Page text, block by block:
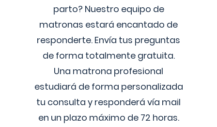
parto? Nuestro equipo de
matronas estará encantado de
responderte. Envía tus preguntas
de forma totalmente gratuita.
Una matrona profesional
estudiará de forma personalizada
tu consulta y responderá vía mail
en un plazo máximo de 72 horas.